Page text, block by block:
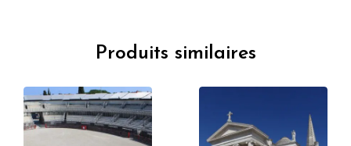
Produits similaires